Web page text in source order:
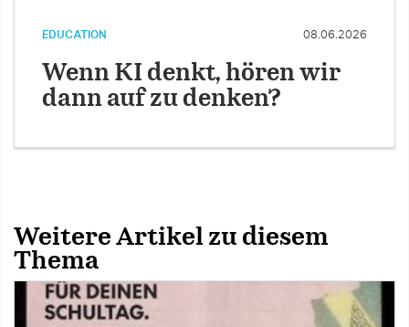
EDUCATION 08.06.2026
Wenn KI denkt, hören wir
dann auf zu denken?
Weitere Artikel zu diesem
Thema